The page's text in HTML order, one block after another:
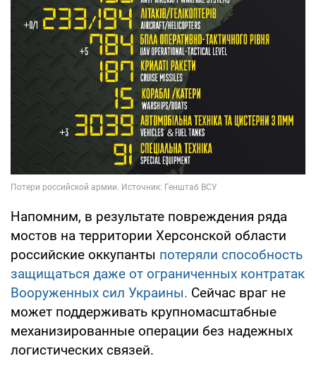
Напомним, в результате повреждения ряда
мостов на территории Херсонской области
российские оккупанты потеряли способность
защищаться даже от ограниченных контратак
Вооруженных сил Украины. Сейчас враг не
может поддерживать крупномасштабные
механизированные операции без надежных
логистических связей.